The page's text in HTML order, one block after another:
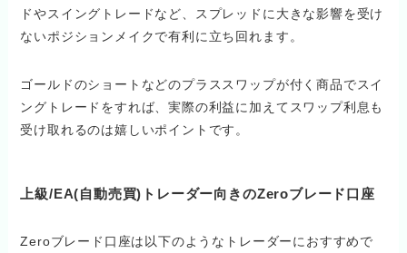
ドやスイングトレードなど、スプレッドに大きな影響を受け
ないポジションメイクで有利に立ち回れます。
ゴールドのショートなどのプラススワップが付く商品でスイ
ングトレードをすれば、実際の利益に加えてスワップ利息も
受け取れるのは嬉しいポイントです。
上級/EA(自動売買)トレーダー向きのZeroブレード口座
Zeroブレード口座は以下のようなトレーダーにおすすめで